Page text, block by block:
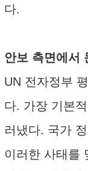
다.
안보 측면에서
UN 전자정부
다. 가장 기본
러냈다. 국가
이러한 사태를